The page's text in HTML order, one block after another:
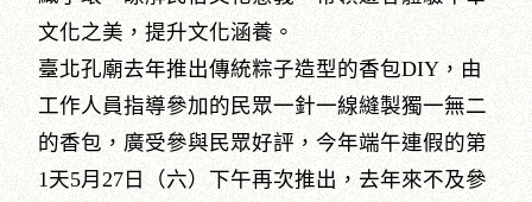
文化之美，提升文化涵養。
臺北孔廟去年推出傳統粽子造型的香包DIY，由
工作人員指導參加的民眾一針一線縫製獨一無二
的香包，廣受參與民眾好評，今年端午連假的第
1天5月27日（六）下午再次推出，去年來不及參